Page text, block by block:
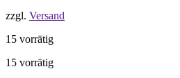
zzgl. Versand
15 vorrätig
15 vorrätig